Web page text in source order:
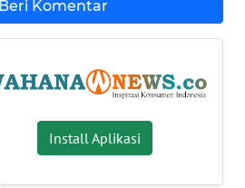
Beri Komentar
Install Aplikasi